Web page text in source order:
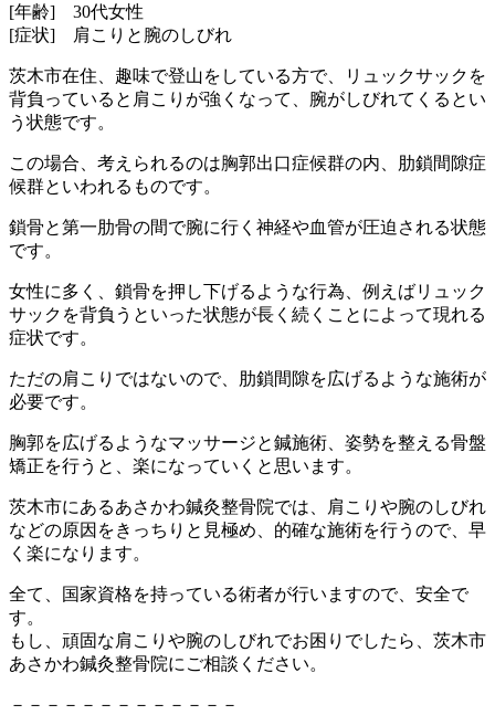
[年齢] 30代女性
[症状] 肩こりと腕のしびれ
茨木市在住、趣味で登山をしている方で、リュックサックを
背負っていると肩こりが強くなって、腕がしびれてくるとい
う状態です。
この場合、考えられるのは胸郭出口症候群の内、肋鎖間隙症
候群といわれるものです。
鎖骨と第一肋骨の間で腕に行く神経や血管が圧迫される状態
です。
女性に多く、鎖骨を押し下げるような行為、例えばリュック
サックを背負うといった状態が長く続くことによって現れる
症状です。
ただの肩こりではないので、肋鎖間隙を広げるような施術が
必要です。
胸郭を広げるようなマッサージと鍼施術、姿勢を整える骨盤
矯正を行うと、楽になっていくと思います。
茨木市にあるあさかわ鍼灸整骨院では、肩こりや腕のしびれ
などの原因をきっちりと見極め、的確な施術を行うので、早
く楽になります。
全て、国家資格を持っている術者が行いますので、安全で
す。
もし、頑固な肩こりや腕のしびれでお困りでしたら、茨木市
あさかわ鍼灸整骨院にご相談ください。
－－－－－－－－－－－－－